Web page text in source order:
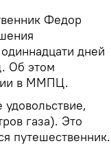
Федор
дней
Об этом
в ММПЦ.
газа). Это
путешественник.